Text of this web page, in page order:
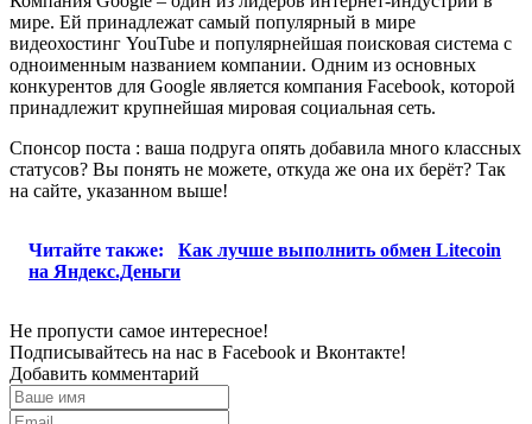
мире. Ей принадлежат самый популярный в мире
видеохостинг YouTube и популярнейшая поисковая система с
одноименным названием компании. Одним из основных
конкурентов для Google является компания Facebook, которой
принадлежит крупнейшая мировая социальная сеть.
Спонсор поста : ваша подруга опять добавила много классных
статусов? Вы понять не можете, откуда же она их берёт? Так
на сайте, указанном выше!
Читайте также:
Как лучше выполнить обмен Litecoin
на Яндекс.Деньги
Не пропусти самое интересное!
Подписывайтесь на нас в Facebook и Вконтакте!
Добавить комментарий